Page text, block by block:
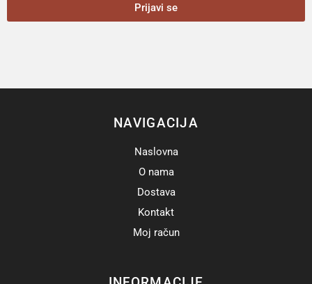
Prijavi se
NAVIGACIJA
Naslovna
O nama
Dostava
Kontakt
Moj račun